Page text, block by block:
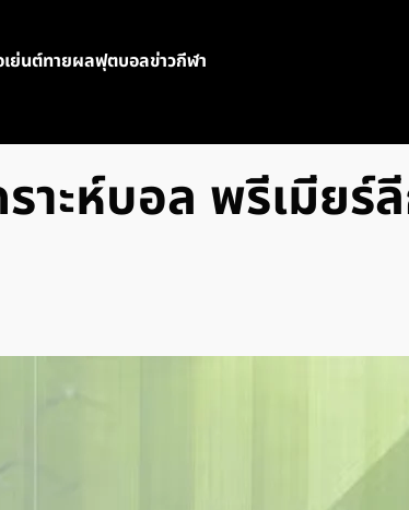
เย่นต์ทายผลฟุตบอลข่าวกีฬา
าะห์บอล พรีเมียร์